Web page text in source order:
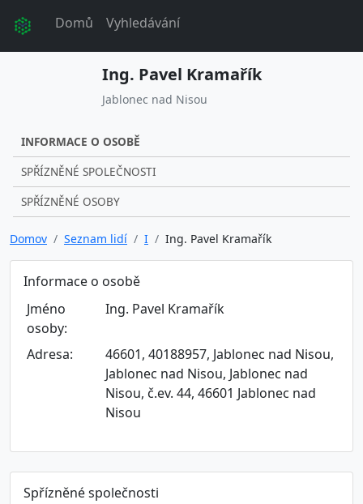
Domů Vyhledávání
Ing. Pavel Kramařík
Jablonec nad Nisou
INFORMACE O OSOBĚ
SPŘÍZNĚNÉ SPOLEČNOSTI
SPŘÍZNĚNÉ OSOBY
Domov Seznam lidí I Ing. Pavel Kramařík
Informace o osobě
Jméno
osoby:
Ing. Pavel Kramařík
Adresa:
46601, 40188957, Jablonec nad Nisou,
Jablonec nad Nisou, Jablonec nad
Nisou, č.ev. 44, 46601 Jablonec nad
Nisou
Spřízněné společnosti